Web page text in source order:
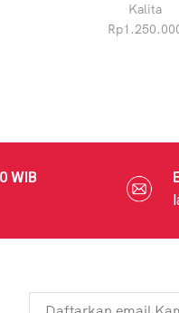
Kalita
Rp
WIB